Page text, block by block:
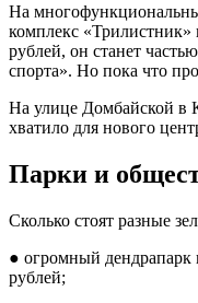
На
комплекс
рублей, он станет
спорта». Но пока что
На улице Домбайской в
хватило для нового
Парки и
Сколько стоят разные
● огромный
рублей;